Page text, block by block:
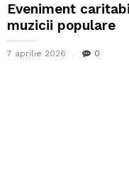
Eveniment
muzicii populare
7 aprilie 2026 0